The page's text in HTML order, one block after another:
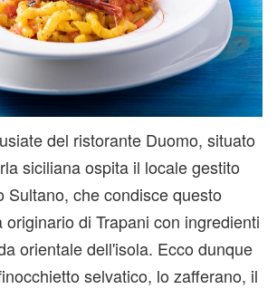
del ristorante Duomo, situato
siciliana ospita il locale gestito
Sultano, che condisce questo
di Trapani con ingredienti
orientale dell'isola. Ecco dunque
selvatico, lo zafferano, il